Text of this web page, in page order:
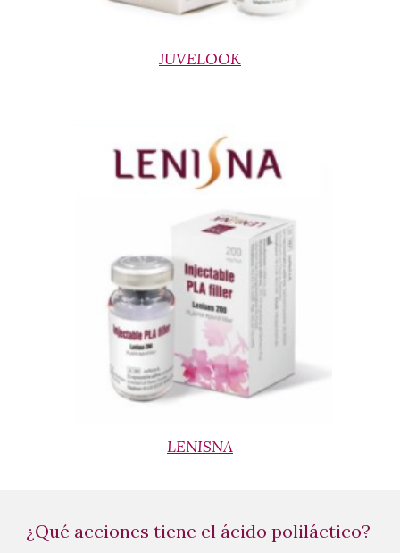
JUVELOOK
LENISNA
¿Qué acciones tiene el ácido poliláctico?